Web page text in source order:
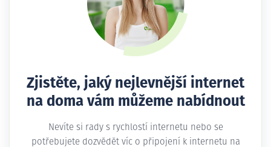
Zjistěte, jaký nejlevnější internet
na doma vám můžeme nabídnout
Nevíte si rady s rychlostí internetu nebo se
potřebujete dozvědět víc o připojení k internetu na